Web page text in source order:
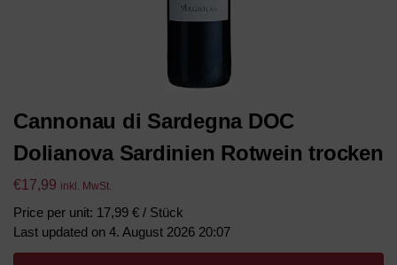
Cannonau di Sardegna DOC
Dolianova Sardinien Rotwein trocken
€17,99 inkl. MwSt.
Price per unit: 17,99 € / Stück
Last updated on 4. August 2026 20:07